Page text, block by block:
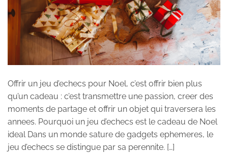
Offrir un jeu d’echecs pour Noel, c’est offrir bien plus
qu’un cadeau : c’est transmettre une passion, creer des
moments de partage et offrir un objet qui traversera les
annees. Pourquoi un jeu d’echecs est le cadeau de Noel
ideal Dans un monde sature de gadgets ephemeres, le
jeu d’echecs se distingue par sa perennite. […]